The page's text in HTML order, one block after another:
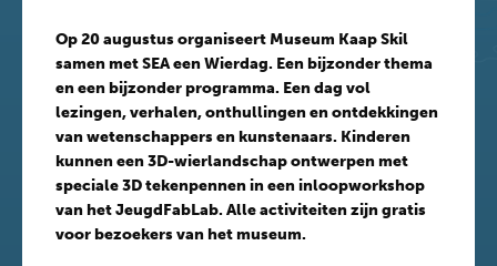
Op 20 augustus organiseert Museum Kaap Skil
samen met SEA een Wierdag. Een bijzonder thema
en een bijzonder programma. Een dag vol
lezingen, verhalen, onthullingen en ontdekkingen
van wetenschappers en kunstenaars. Kinderen
kunnen een 3D-wierlandschap ontwerpen met
speciale 3D tekenpennen in een inloopworkshop
van het JeugdFabLab. Alle activiteiten zijn gratis
voor bezoekers van het museum.